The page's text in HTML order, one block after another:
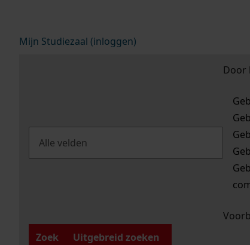
Mijn Studiezaal (inloggen)
Door
Zoek
Uitgebreid zoeken